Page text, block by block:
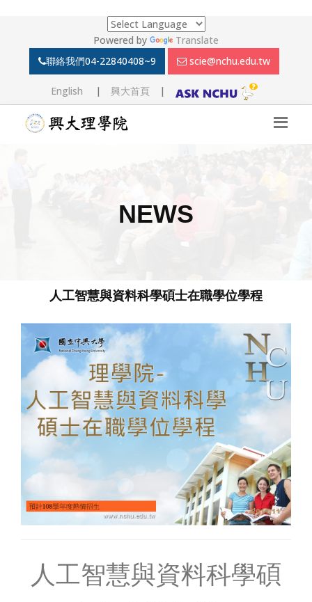
Powered by
Translate
聯絡我們04-22840408~9 scie@nchu.edu.tw
English | 興大首頁|
NEWS
人工智慧與資料科學碩士在職學位學程
人工智慧與資料科學碩